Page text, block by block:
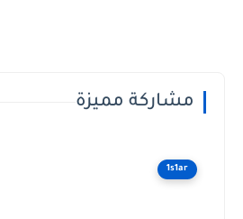
مشاركة مميزة
1s1ar